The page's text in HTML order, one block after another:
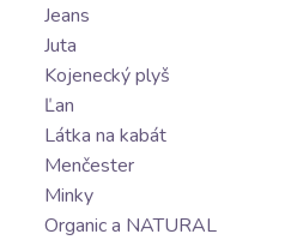
Jeans
Juta
Kojenecký plyš
Ľan
Látka na kabát
Menčester
Minky
Organic a NATURAL